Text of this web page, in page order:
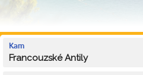
Kam
Francouzské Antily